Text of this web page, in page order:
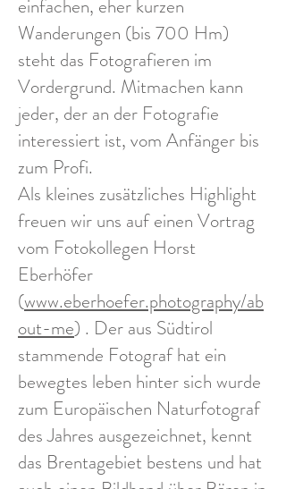
einfachen, eher kurzen
Wanderungen (bis 700 Hm)
steht das Fotografieren im
Vordergrund. Mitmachen kann
jeder, der an der Fotografie
interessiert ist, vom Anfänger bis
zum Profi.
Als kleines zusätzliches Highlight
freuen wir uns auf einen Vortrag
vom Fotokollegen Horst
Eberhöfer
(www.eberhoefer.photography/ab
out-me) . Der aus Südtirol
stammende Fotograf hat ein
bewegtes leben hinter sich wurde
zum Europäischen Naturfotograf
des Jahres ausgezeichnet, kennt
das Brentagebiet bestens und hat